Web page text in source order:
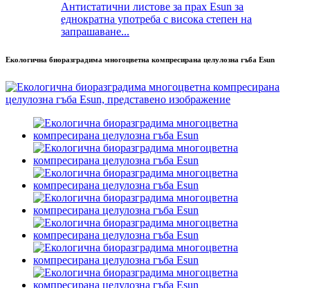
Антистатични листове за прах Esun за
еднократна употреба с висока степен на
запрашаване...
Екологична биоразградима многоцветна компресирана целулозна гъба Esun